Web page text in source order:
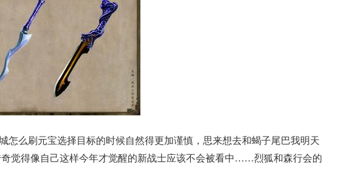
怎么刷元宝选择目标的时候自然得更加谨慎，思来想去和蝎子尾巴我明天
觉得像自己这样今年才觉醒的新战士应该不会被看中……烈狐和森行会的